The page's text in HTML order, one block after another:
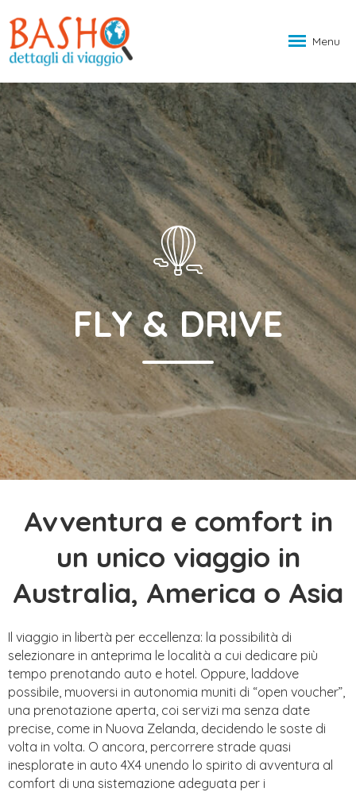
Menu
FLY & DRIVE
Avventura e comfort in
un unico viaggio in
Australia, America o Asia
Il viaggio in libertà per eccellenza: la possibilità di
selezionare in anteprima le località a cui dedicare più
tempo prenotando auto e hotel. Oppure, laddove
possibile, muoversi in autonomia muniti di “open voucher”,
una prenotazione aperta, coi servizi ma senza date
precise, come in Nuova Zelanda, decidendo le soste di
volta in volta. O ancora, percorrere strade quasi
inesplorate in auto 4X4 unendo lo spirito di avventura al
comfort di una sistemazione adeguata per i